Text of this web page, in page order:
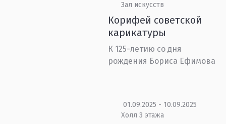
Зал искусств
Корифей советской
карикатуры
К 125-летию со дня
рождения Бориса Ефимова
01.09.2025 - 10.09.2025
Холл 3 этажа